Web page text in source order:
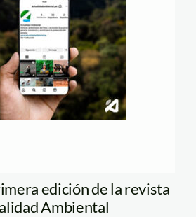
edición de la revista
Ambiental